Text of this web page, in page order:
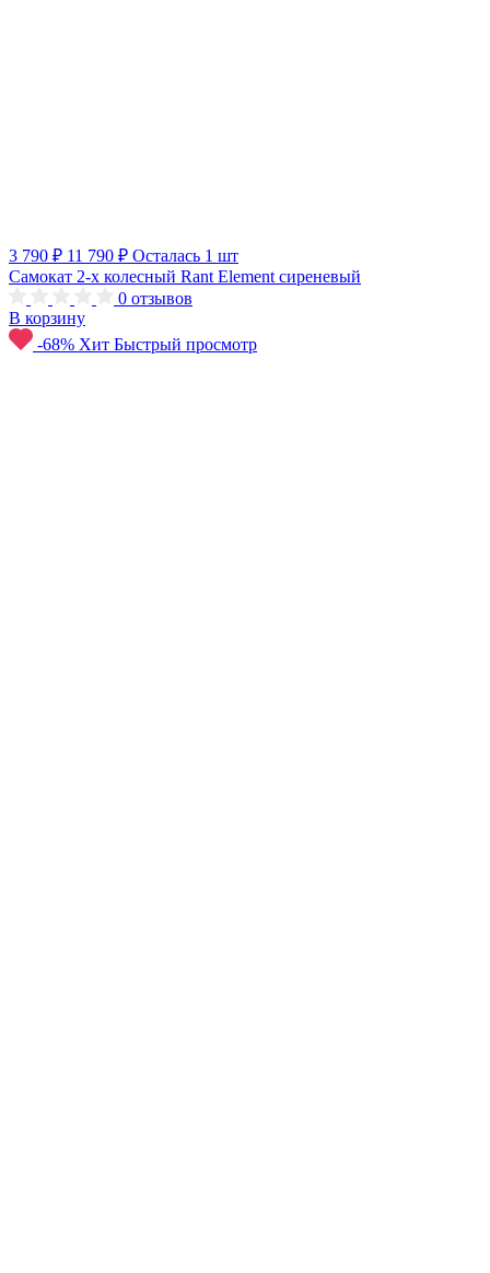
3 790 ₽ 11 790 ₽ Осталась 1 шт
Самокат 2-х колесный Rant Element сиреневый
0 отзывов
В корзину
-68% Хит Быстрый просмотр